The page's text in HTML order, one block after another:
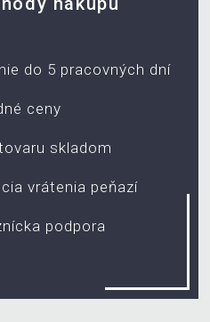
do 5 pracovných dní
ceny
skladom
vrátenia peňazí
podpora